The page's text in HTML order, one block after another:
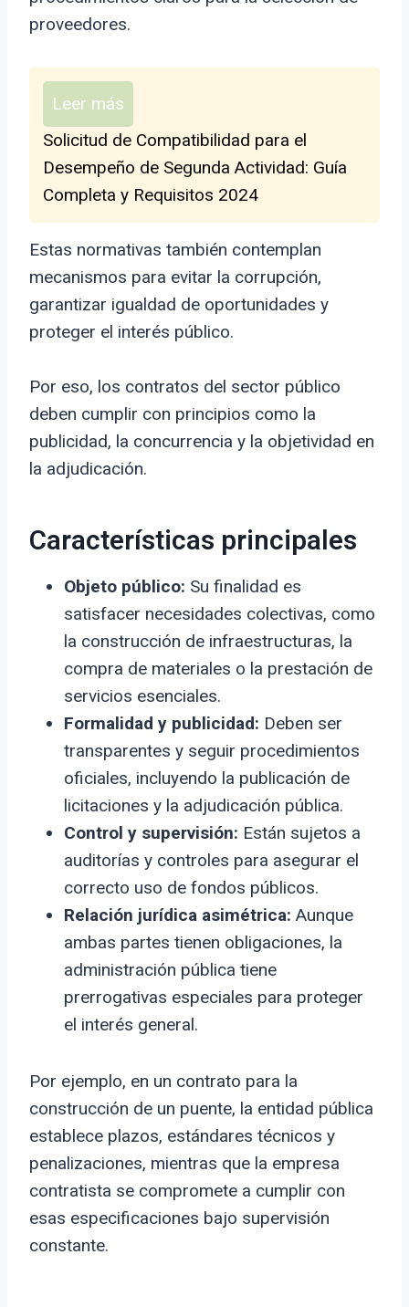
proveedores.
Leer más
Solicitud de Compatibilidad para el
Desempeño de Segunda Actividad: Guía
Completa y Requisitos 2024
Estas normativas también contemplan
mecanismos para evitar la corrupción,
garantizar igualdad de oportunidades y
proteger el interés público.
Por eso, los contratos del sector público
deben cumplir con principios como la
publicidad, la concurrencia y la objetividad en
la adjudicación.
Características principales
Objeto público: Su finalidad es
satisfacer necesidades colectivas, como
la construcción de infraestructuras, la
compra de materiales o la prestación de
servicios esenciales.
Formalidad y publicidad: Deben ser
transparentes y seguir procedimientos
oficiales, incluyendo la publicación de
licitaciones y la adjudicación pública.
Control y supervisión: Están sujetos a
auditorías y controles para asegurar el
correcto uso de fondos públicos.
Relación jurídica asimétrica: Aunque
ambas partes tienen obligaciones, la
administración pública tiene
prerrogativas especiales para proteger
el interés general.
Por ejemplo, en un contrato para la
construcción de un puente, la entidad pública
establece plazos, estándares técnicos y
penalizaciones, mientras que la empresa
contratista se compromete a cumplir con
esas especificaciones bajo supervisión
constante.